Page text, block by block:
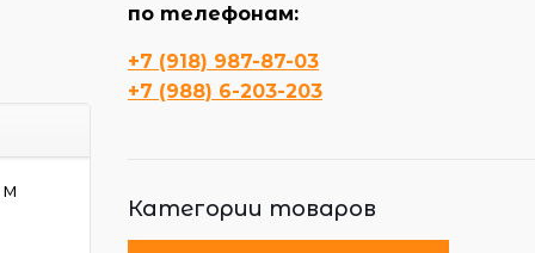
по телефонам:
+7 (918) 987-87-03
+7 (988) 6-203-203
Категории товаров